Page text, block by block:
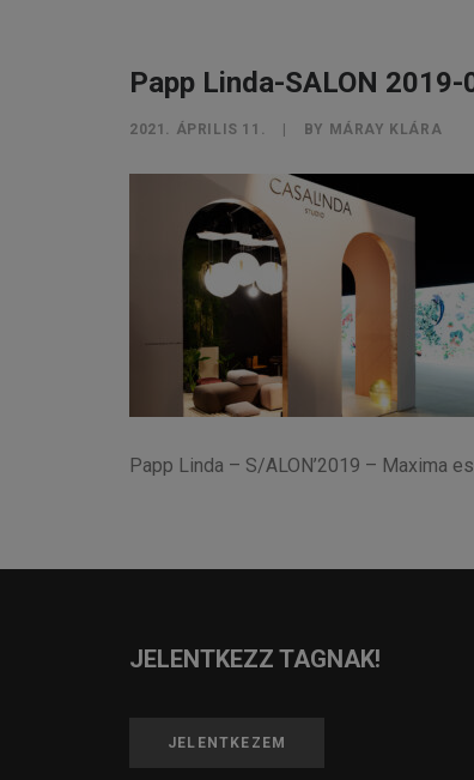
Papp Linda-SALON 2019-
2021. ÁPRILIS 11. BY MÁRAY KLÁRA
Papp Linda – S/ALON’2019 – Maxima
JELENTKEZZ TAGNAK!
JELENTKEZEM